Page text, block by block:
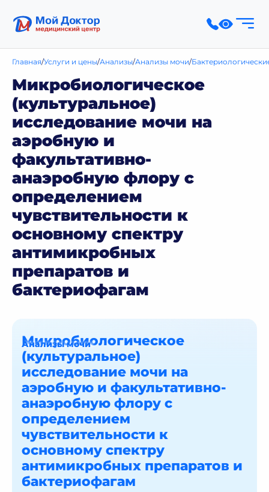
Главная Услуги и цены Анализы Анализы мочи
Микробиологическое
(культуральное)
исследование мочи на
аэробную и
факультативно-
анаэробную флору с
определением
чувствительности к
основному спектру
антимикробных
препаратов и
бактериофагам
Микробиологическое
(культуральное)
исследование мочи на
аэробную и факультативно-
анаэробную флору с
определением
чувствительности к
основному спектру
антимикробных препаратов и
бактериофагам
Анализы мочи